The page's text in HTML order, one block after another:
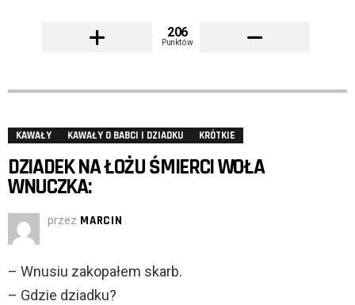
206
Punktów
KAWAŁY KAWAŁY O BABCI I DZIADKU KRÓTKIE
DZIADEK NA ŁOŻU ŚMIERCI WOŁA
WNUCZKA:
przez MARCIN
– Wnusiu zakopałem skarb.
– Gdzie dziadku?